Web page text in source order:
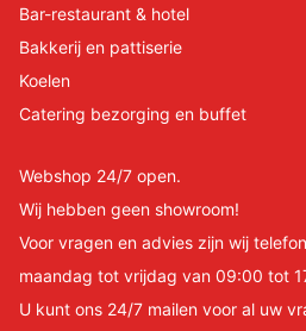
Bar-restaurant & hotel
Bakkerij en pattiserie
Koelen
Catering bezorging en buffet
Webshop 24/7 open.
Wij hebben geen showroom!
Voor vragen en advies zijn wij
maandag tot vrijdag van 09:00 tot
U kunt ons 24/7 mailen voor al uw